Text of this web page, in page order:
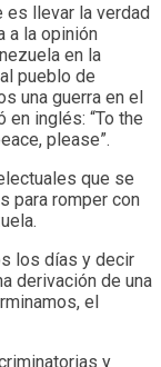
es llevar la verdad
a la opinión
en la
pueblo de
una guerra en el
en inglés: “To the
please”.
que se
para romper con
los días y decir
derivación de una
el
y